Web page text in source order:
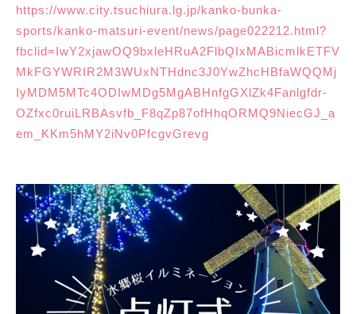
https://www.city.tsuchiura.lg.jp/kanko-bunka-
sports/kanko-matsuri-event/news/page022212.html?
fbclid=IwY2xjawOQ9bxleHRuA2FlbQIxMABicmlkETFV
MkFGYWRIR2M3WUxNTHdnc3J0YwZhcHBfaWQQMj
IyMDM5MTc4ODIwMDg5MgABHnfgGXlZk4Fanlgfdr-
OZfxc0ruiLRBAsvfb_F8qZp87ofHhqORMQ9NiecGJ_a
em_KKm5hMY2iNv0PfcgvGrevg